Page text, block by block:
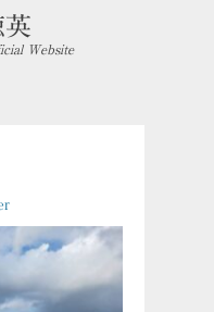
英
Website